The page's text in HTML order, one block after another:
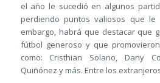
el año le sucedió en algunos
perdiendo puntos valiosos que le
embargo, habrá que destacar que
fútbol generoso y que
como: Cristhian Solano, Dany
Quiñónez y más. Entre los